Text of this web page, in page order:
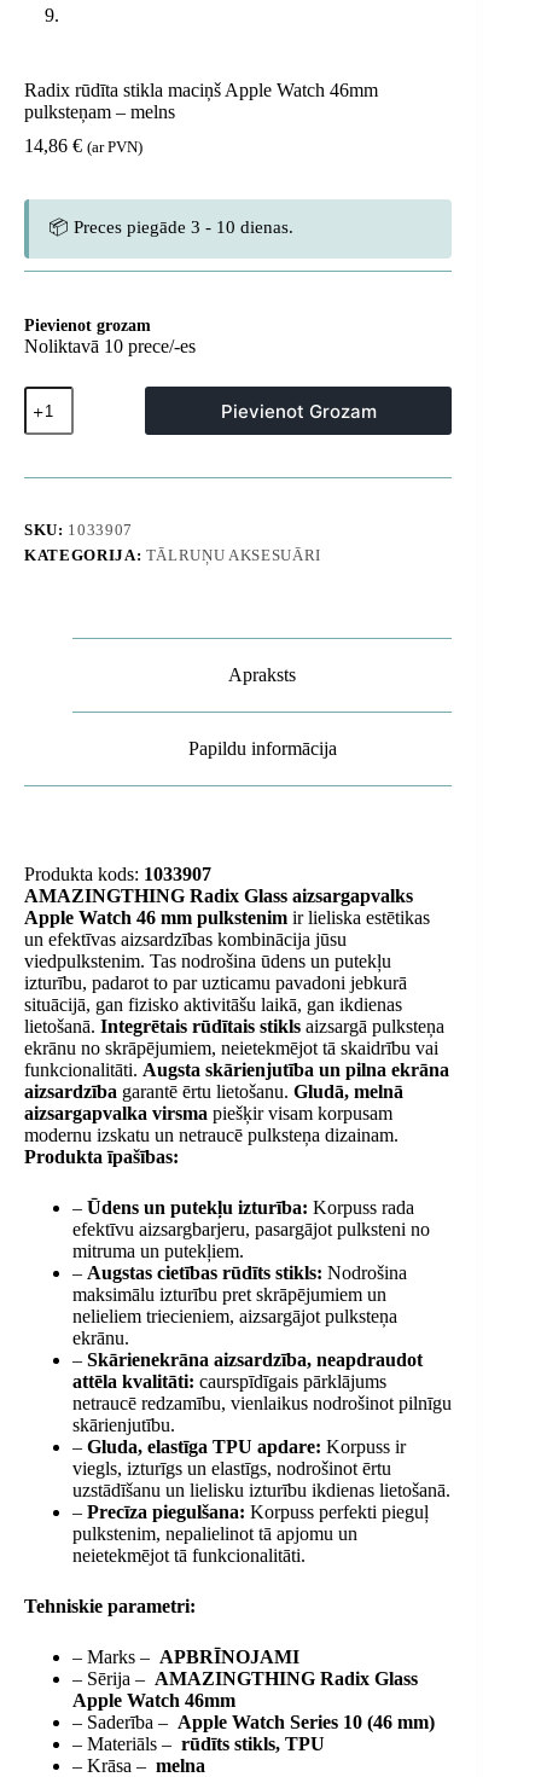
Radix rūdīta stikla maciņš Apple Watch 46mm
pulksteņam – melns
14,86 € (ar PVN)
📦 Preces piegāde 3 - 10 dienas.
Pievienot grozam
Noliktavā 10 prece/-es
Radix
rūdīta
stikla
Apple
pulksteņam
-
Pievienot Grozam
SKU: 1033907
KATEGORIJA: TĀLRUŅU AKSESUĀRI
Apraksts
Papildu informācija
Produkta kods: 1033907
AMAZINGTHING Radix Glass aizsargapvalks
Apple Watch 46 mm pulkstenim ir lieliska estētikas
un efektīvas aizsardzības kombinācija jūsu
viedpulkstenim. Tas nodrošina ūdens un putekļu
izturību, padarot to par uzticamu pavadoni jebkurā
situācijā, gan fizisko aktivitāšu laikā, gan ikdienas
lietošanā. Integrētais rūdītais stikls aizsargā pulksteņa
ekrānu no skrāpējumiem, neietekmējot tā skaidrību vai
funkcionalitāti. Augsta skārienjutība un pilna ekrāna
aizsardzība garantē ērtu lietošanu. Gludā, melnā
aizsargapvalka virsma piešķir visam korpusam
modernu izskatu un netraucē pulksteņa dizainam.
Produkta īpašības:
– Ūdens un putekļu izturība: Korpuss rada
efektīvu aizsargbarjeru, pasargājot pulksteni no
mitruma un putekļiem.
– Augstas cietības rūdīts stikls: Nodrošina
maksimālu izturību pret skrāpējumiem un
nelieliem triecieniem, aizsargājot pulksteņa
ekrānu.
– Skārienekrāna aizsardzība, neapdraudot
attēla kvalitāti: caurspīdīgais pārklājums
netraucē redzamību, vienlaikus nodrošinot pilnīgu
skārienjutību.
– Gluda, elastīga TPU apdare: Korpuss ir
viegls, izturīgs un elastīgs, nodrošinot ērtu
uzstādīšanu un lielisku izturību ikdienas lietošanā.
– Precīza piegulšana: Korpuss perfekti pieguļ
pulkstenim, nepalielinot tā apjomu un
neietekmējot tā funkcionalitāti.
Tehniskie parametri:
– Marks – APBRĪNOJAMI
– Sērija – AMAZINGTHING Radix Glass
Apple Watch 46mm
– Saderība – Apple Watch Series 10 (46 mm)
– Materiāls – rūdīts stikls, TPU
– Krāsa – melna